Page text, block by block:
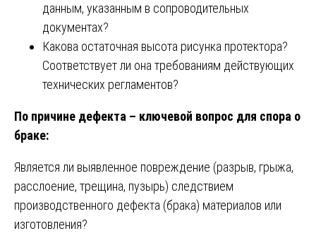
данным, указанным в сопроводительных
документах?
Какова остаточная высота рисунка протектора?
Соответствует ли она требованиям действующих
технических регламентов?
По причине дефекта – ключевой вопрос для спора о
браке:
Является ли выявленное повреждение (разрыв, грыжа,
расслоение, трещина, пузырь) следствием
производственного дефекта (брака) материалов или
изготовления?